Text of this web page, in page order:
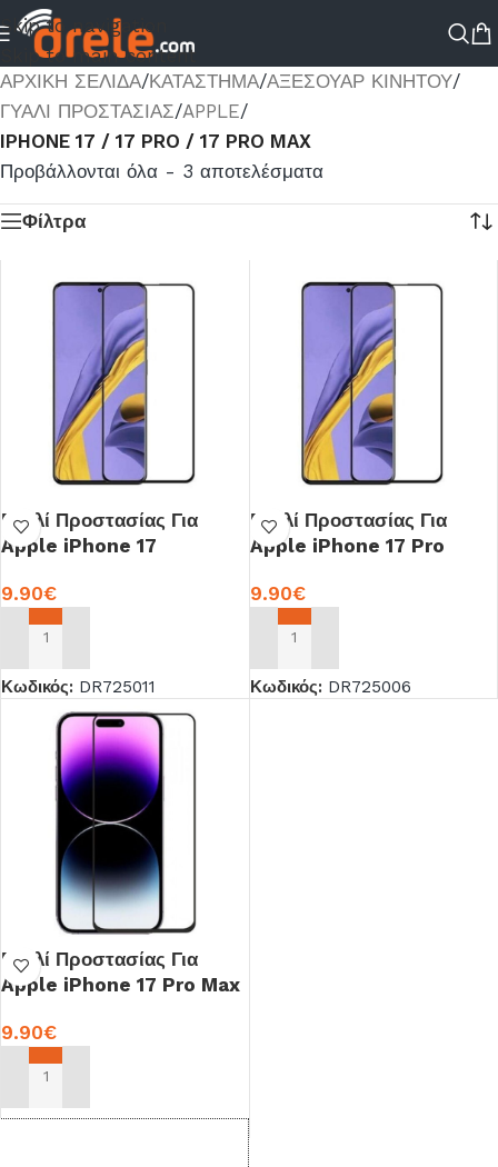
Skip to navigation
Skip to main content
ΑΡΧΙΚΉ ΣΕΛΊΔΑ/ΚΑΤΆΣΤΗΜΑ/ΑΞΕΣΟΥΑΡ ΚΙΝΗΤΟΥ/
ΓΥΑΛΊ ΠΡΟΣΤΑΣΊΑΣ/APPLE/
IPHONE 17 / 17 PRO / 17 PRO MAX
Προβάλλονται όλα - 3 αποτελέσματα
Φίλτρα
Γυαλί Προστασίας Για
Apple iPhone 17
9.90€
ΠΡΟΣΘΉΚΗ ΣΤΟ ΚΑΛΆΘΙ
Κωδικός: DR725011
Γυαλί Προστασίας Για
Apple iPhone 17 Pro
9.90€
ΠΡΟΣΘΉΚΗ ΣΤΟ ΚΑΛΆΘΙ
Κωδικός: DR725006
Γυαλί Προστασίας Για
Apple iPhone 17 Pro Max
9.90€
ΠΡΟΣΘΉΚΗ ΣΤΟ ΚΑΛΆΘΙ
Κωδικός:DR725004